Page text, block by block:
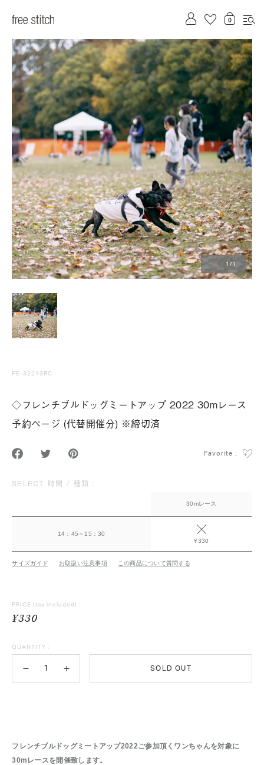
前へ 次へ
1 / 1
FE-32243RC
◇フレンチブルドッグミートアップ 2022 30mレース
予約ページ (代替開催分) ※締切済
Favorite :
SELECT 時間 / 種類 :
30mレース
14：45～15：30
¥330
サイズガイド お取扱い注意事項 この商品について質問する
PRICE (tax included) :
¥330
QUANTITY :
SOLD OUT
フレンチブルドッグミートアップ2022ご参加頂くワンちゃんを対象に
30mレースを開催致します。